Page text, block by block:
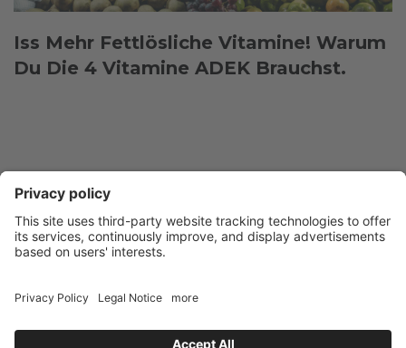
Iss Mehr Fettlösliche Vitamine! Warum
Du Die 4 Vitamine ADEK Brauchst.